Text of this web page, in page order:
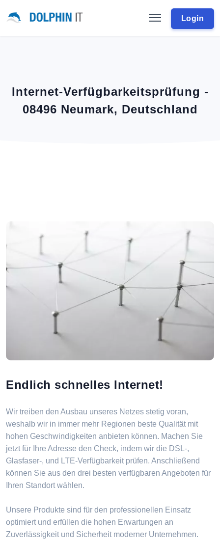
Login
Internet-Verfügbarkeitsprüfung -
08496 Neumark, Deutschland
Endlich schnelles Internet!
Wir treiben den Ausbau unseres Netzes stetig voran,
weshalb wir in immer mehr Regionen beste Qualität mit
hohen Geschwindigkeiten anbieten können. Machen Sie
jetzt für Ihre Adresse den Check, indem wir die DSL-,
Glasfaser-, und LTE-Verfügbarkeit prüfen. Anschließend
können Sie aus den drei besten verfügbaren Angeboten für
Ihren Standort wählen.
Unsere Produkte sind für den professionellen Einsatz
optimiert und erfüllen die hohen Erwartungen an
Zuverlässigkeit und Sicherheit moderner Unternehmen.